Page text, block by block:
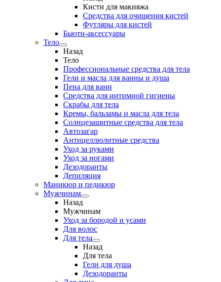
Кисти для макияжа
Средства для очищения кистей
Футляры для кистей
Бьюти-аксессуары
Тело
Назад
Тело
Профессиональные средства для тела
Гели и масла для ванны и душа
Пена для ванн
Средства для интимной гигиены
Скрабы для тела
Кремы, бальзамы и масла для тела
Солнцезащитные средства для тела
Автозагар
Антицеллюлитные средства
Уход за руками
Уход за ногами
Дезодоранты
Депиляция
Маникюр и педикюр
Мужчинам
Назад
Мужчинам
Уход за бородой и усами
Для волос
Для тела
Назад
Для тела
Гели для душа
Дезодоранты